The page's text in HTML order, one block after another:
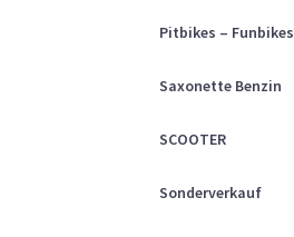
Pitbikes – Funbikes
Saxonette Benzin
SCOOTER
Sonderverkauf